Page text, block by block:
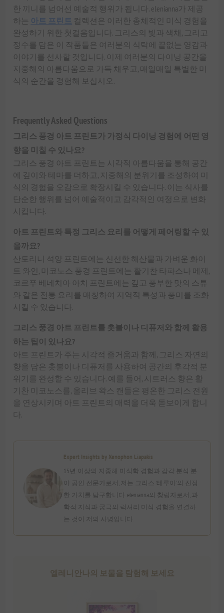
한 끼니를 넘어선 예술적 행위가 됩니다. elenianna가 제공
하는 아트 프린트 컬렉션은 이러한 총체적인 미식 경험을
완성하기 위한 첫걸음입니다. 그리스의 빛과 색채, 그리고
정수를 담은 이 작품들은 여러분의 식탁에 끝없는 영감과
이야기를 선사할 것입니다. 이제 여러분의 다이닝 공간을
지중해의 아름다움으로 가득 채우고, 매일매일 특별한 미
식의 순간을 경험해 보십시오.
Frequently Asked Questions
그리스 풍경 아트 프린트가 가정식 다이닝 경험에 어떤 영
향을 미칠 수 있나요?
그리스 풍경 아트 프린트는 시각적 아름다움을 통해 공간
에 깊이와 테마를 더하고, 지중해의 분위기를 조성하여 미
식의 경험을 오감으로 확장시킬 수 있습니다. 이는 식사를
단순한 행위를 넘어 예술적이고 감각적인 여정으로 변화
시킵니다.
아트 프린트와 특정 그리스 요리를 어떻게 페어링할 수 있
을까요?
산토리니 석양 프린트에는 신선한 해산물과 가벼운 화이
트 와인, 미코노스 풍경 프린트에는 활기찬 타파스나 메제,
코르푸 베네치아 아치 프린트에는 깊고 풍부한 맛의 스튜
와 같은 전통 요리를 매칭하여 지역적 특성과 풍미를 조화
시킬 수 있습니다.
그리스 풍경 아트 프린트를 촛불이나 디퓨저와 함께 활용
하는 팁이 있나요?
아트 프린트가 주는 시각적 즐거움과 함께, 그리스 자연의
향을 담은 촛불이나 디퓨저를 사용하여 공간의 후각적 분
위기를 완성할 수 있습니다. 예를 들어, 시트러스 향은 활
기찬 미코노스를, 올리브 왁스 캔들은 평온한 그리스 전원
을 연상시키며 아트 프린트의 매력을 더욱 돋보이게 합니
다.
Expert Insights by Xenophon Liapakis
15년 이상의 지중해 미식학 경험과 감각 분석 분
야 공인 전문가로서, 저는 그리스 '테루아'의 진정
한 가치를 탐구합니다. elenianna의 창립자로서, 과
학적 지식과 궁극의 럭셔리 미식 경험을 연결하
는 것이 저의 사명입니다.
엘레니안나의 보물을 탐험해 보세요